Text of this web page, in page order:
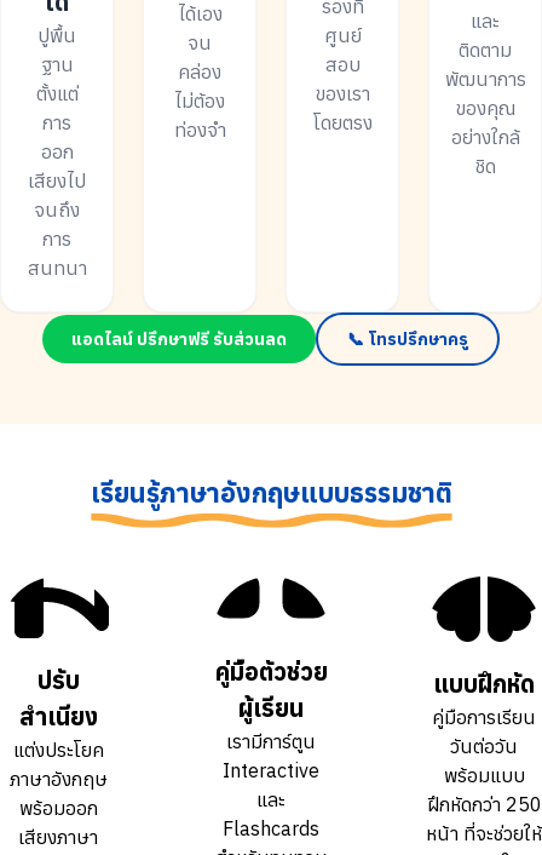
ปูพื้น
ฐาน
ตั้งแต่
การ
ออก
เสียงไป
จนถึง
การ
สนทนา
ได้เอง
จน
คล่อง
ไม่ต้อง
ท่องจำ
รองที่
ศูนย์
สอบ
ของเรา
โดยตรง
และ
ติดตาม
พัฒนาการ
ของคุณ
อย่างใกล้
ชิด
แอดไลน์ ปรึกษาฟรี รับส่วนลด 📞 โทรปรึกษาครู
เรียนรู้ภาษาอังกฤษแบบธรรมชาติ
ปรับ
สำเนียง
แต่งประโยค
ภาษาอังกฤษ
พร้อมออก
เสียงภาษา
ปรับ
สำเนียง
แต่งประโยค
ภาษาอังกฤษ
พร้อมออก
เสียงภาษา
คู่มือตัวช่วย
ผู้เรียน
เรามีการ์ตูน
Interactive
และ
Flashcards
คู่มือตัวช่วย
ผู้เรียน
เรามีการ์ตูน
Interactive
และ
Flashcards
แบบฝึกหัด
คู่มือการเรียน
วันต่อวัน
พร้อมแบบ
ฝึกหัดกว่า 250
หน้า ที่จะช่วยให้
แบบฝึกหัด
คู่มือการเรียน
วันต่อวัน
พร้อมแบบ
ฝึกหัดกว่า 250
หน้า ที่จะช่วยให้